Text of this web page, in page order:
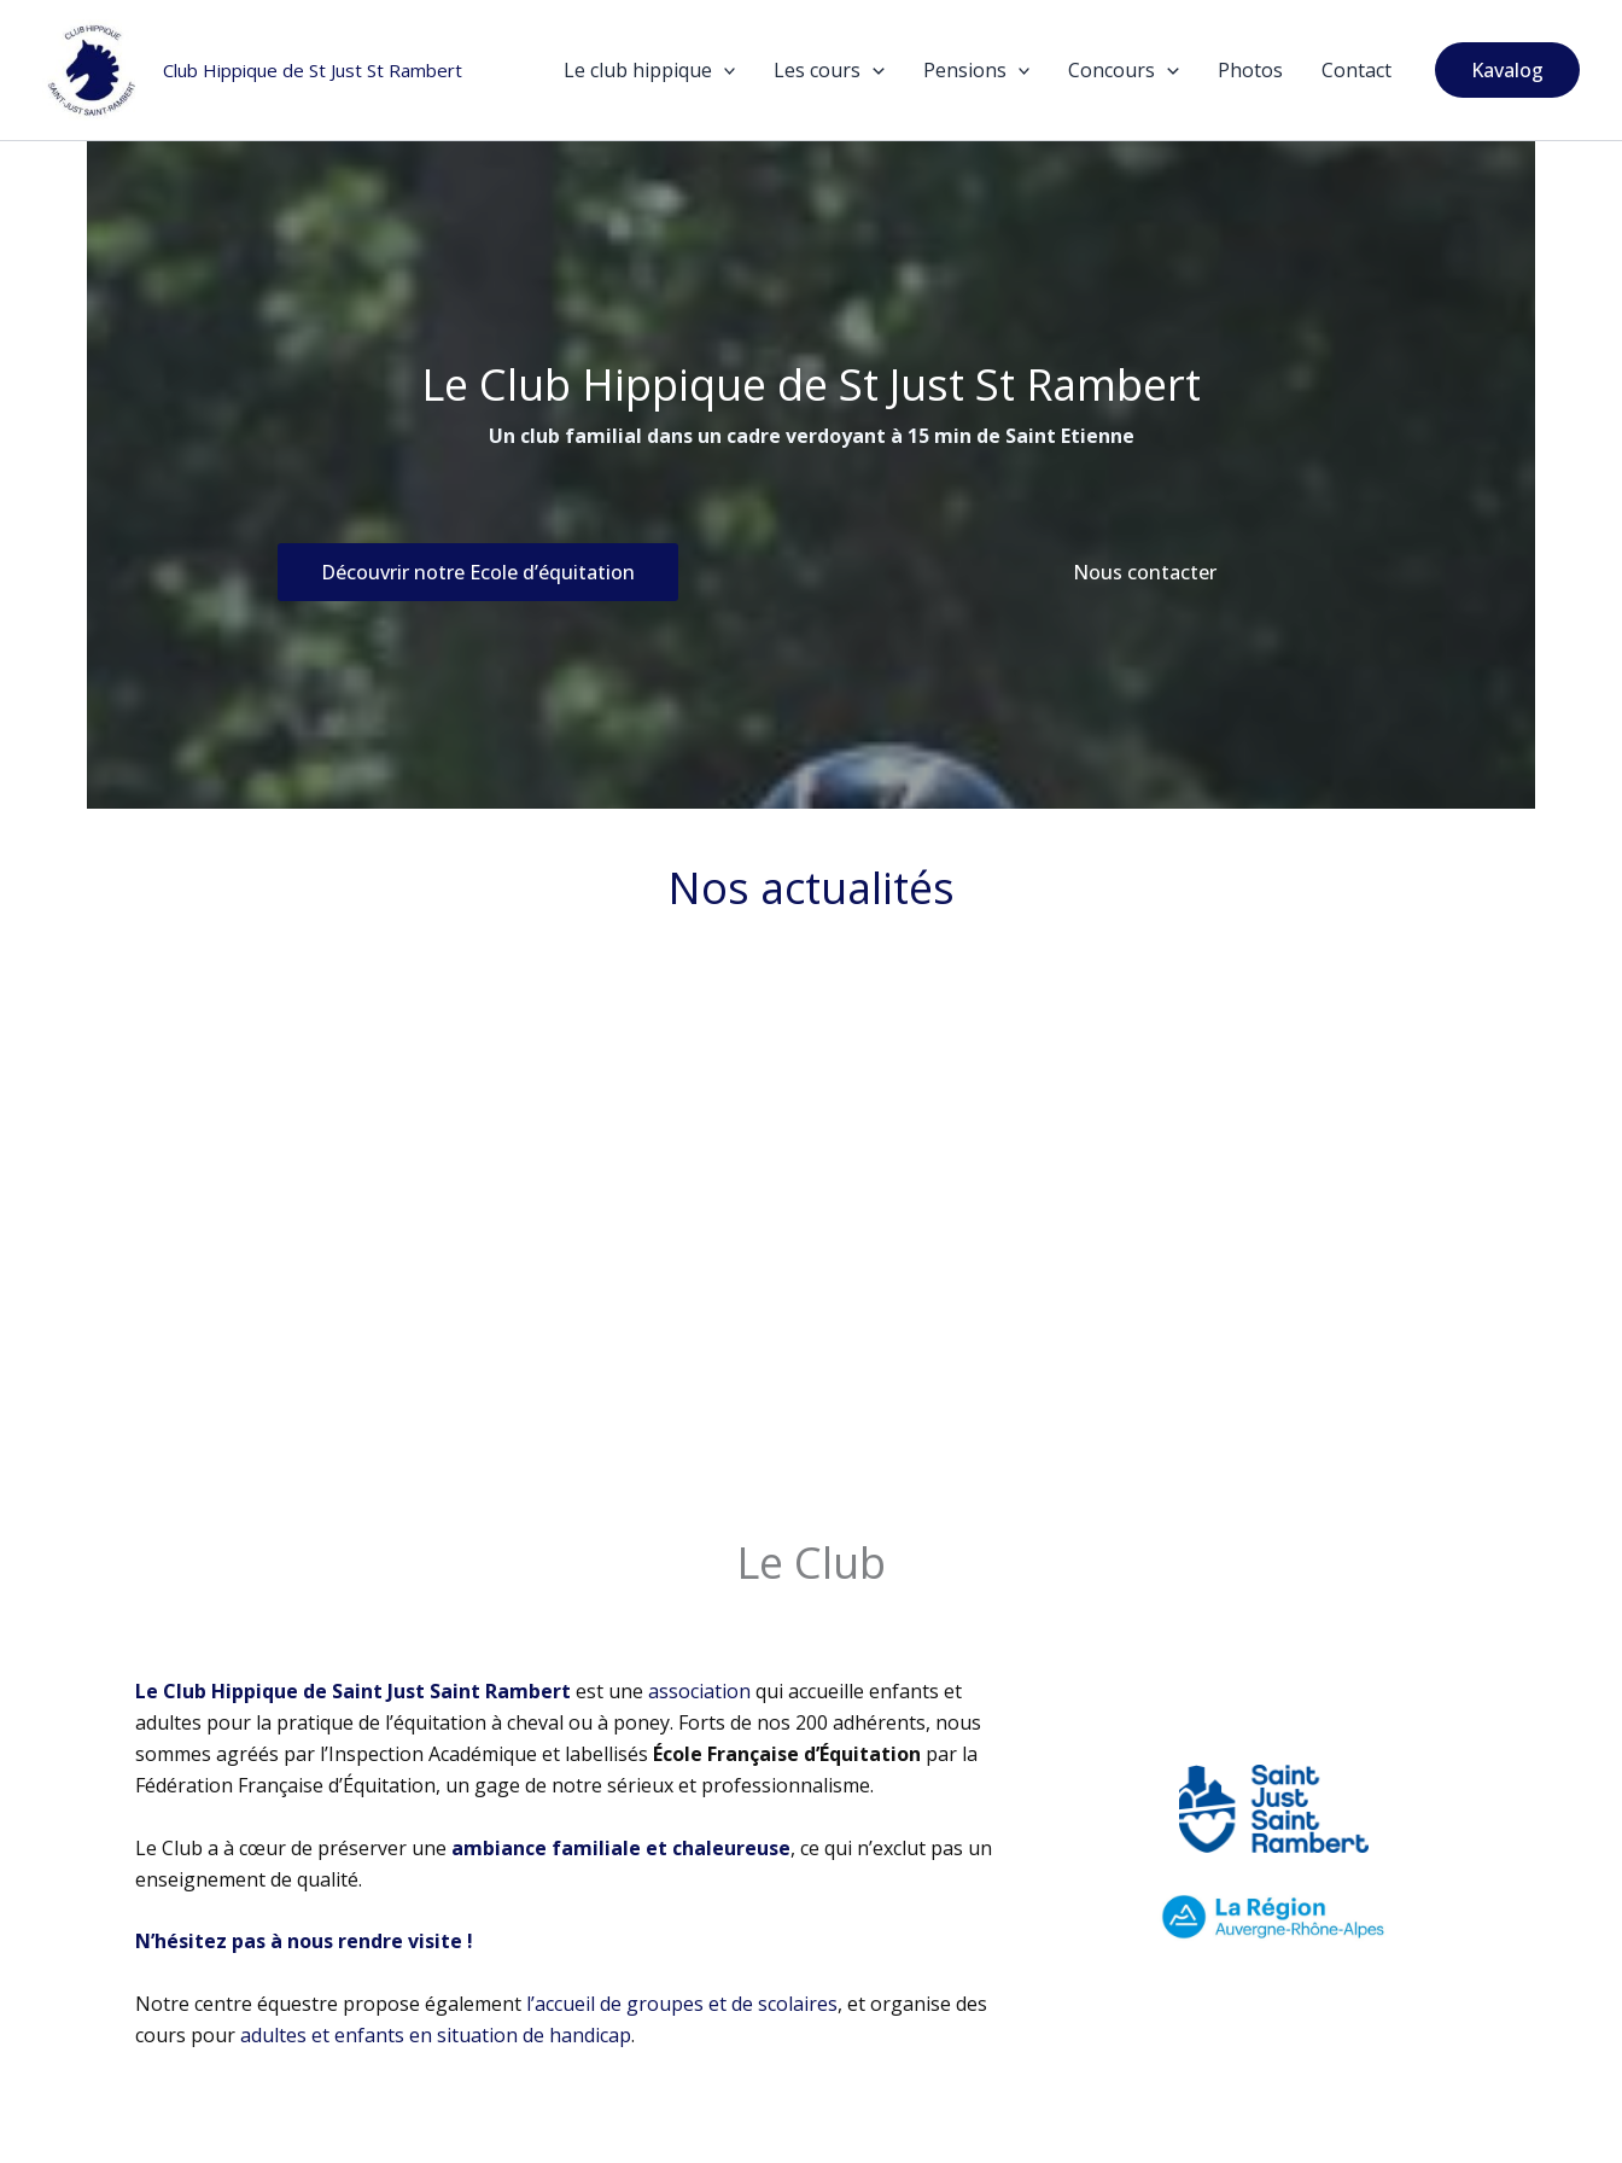
contenu
Club Hippique de St Just St Rambert Le club hippique Les cours Pensions Concours Photos Contact Kavalog
Le Club Hippique de St Just St Rambert
Un club familial dans un cadre verdoyant à 15 min de Saint Etienne
Découvrir notre Ecole d’équitation Nous contacter
Nos actualités
Le Club
Le Club Hippique de Saint Just Saint Rambert est une association qui accueille enfants et
adultes pour la pratique de l’équitation à cheval ou à poney. Forts de nos 200 adhérents, nous
sommes agréés par l’Inspection Académique et labellisés École Française d’Équitation par la
Fédération Française d’Équitation, un gage de notre sérieux et professionnalisme.
Le Club a à cœur de préserver une ambiance familiale et chaleureuse, ce qui n’exclut pas un
enseignement de qualité.
N’hésitez pas à nous rendre visite !
Notre centre équestre propose également l’accueil de groupes et de scolaires, et organise des
cours pouradultes et enfants en situation de handicap.